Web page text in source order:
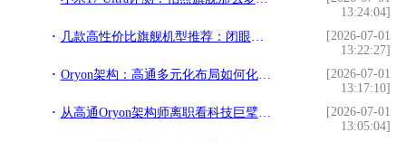
13:24:04]
几款高性价比旗舰机型推荐：闭眼入，不踩坑
[2026-07-01
13:22:27]
Oryon架构：高通多元化布局如何化解明星架构师离职风险
[2026-07-01
13:17:10]
从高通Oryon架构师离职看科技巨擘的体系化韧性
[2026-07-01
13:05:04]